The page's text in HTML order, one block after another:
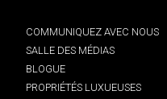
COMMUNIQUEZ AVEC NOUS
SALLE DES MÉDIAS
BLOGUE
PROPRIÉTÉS LUXUEUSES